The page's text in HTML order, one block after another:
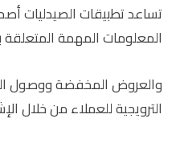
تساعد تطبيقات الصيدليات
المعلومات المهمة المتعلقة
والعروض المخفضة ووصول
الترويجية للعملاء من خلال